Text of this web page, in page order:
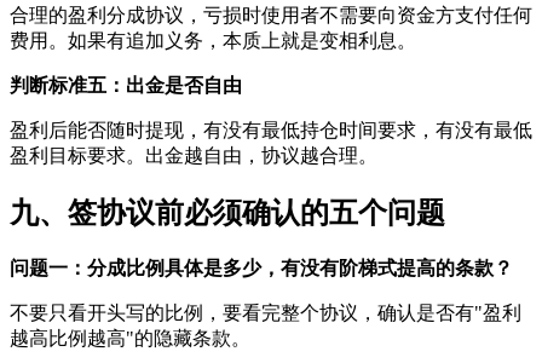
合理的盈利分成协议，亏损时使用者不需要向资金方支付任何
费用。如果有追加义务，本质上就是变相利息。
判断标准五：出金是否自由
盈利后能否随时提现，有没有最低持仓时间要求，有没有最低
盈利目标要求。出金越自由，协议越合理。
九、签协议前必须确认的五个问题
问题一：分成比例具体是多少，有没有阶梯式提高的条款？
不要只看开头写的比例，要看完整个协议，确认是否有"盈利
越高比例越高"的隐藏条款。